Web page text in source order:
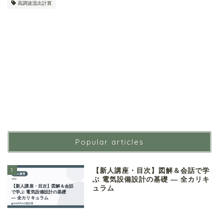
高調波流出計算
Popular articles
1
【新人講座・目次】図解＆会話で学
ぶ 電気設備設計の基礎 ― 全カリキ
ュラム